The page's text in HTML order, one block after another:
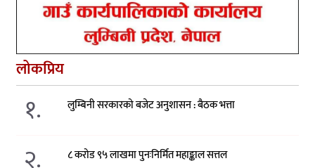
लोकप्रिय
१. लुम्बिनी सरकारको बजेट अनुशासन : बैठक भत्ता
८ करोड ९५ लाखमा पुनःनिर्मित महाङ्काल सत्तल